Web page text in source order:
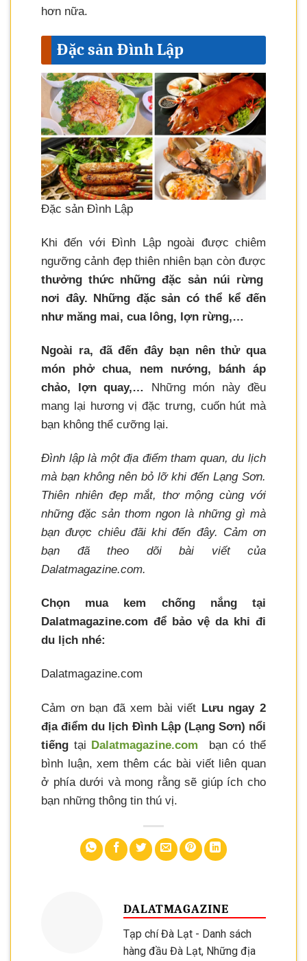
hơn nữa.
Đặc sản Đình Lập
Đặc sản Đình Lập
Khi đến với Đình Lập ngoài được chiêm
ngưỡng cảnh đẹp thiên nhiên bạn còn được
thưởng thức những đặc sản núi rừng
nơi đây. Những đặc sản có thể kể đến
như măng mai, cua lông, lợn rừng,…
Ngoài ra, đã đến đây bạn nên thử qua
món phở chua, nem nướng, bánh áp
chảo, lợn quay,…
Những món này đều
mang lại hương vị đặc trưng, cuốn hút mà
bạn không thể cưỡng lại.
Đình lập là một địa điểm tham quan, du lịch
mà bạn không nên bỏ lỡ khi đến Lạng Sơn.
Thiên nhiên đẹp mắt, thơ mộng cùng với
những đặc sản thơm ngon là những gì mà
bạn được chiêu đãi khi đến đây. Cảm ơn
bạn đã theo dõi bài viết của
Dalatmagazine.com.
Chọn mua kem chống nắng tại
Dalatmagazine.com để bảo vệ da khi đi
du lịch nhé:
Dalatmagazine.com
Cảm ơn bạn đã xem bài viết Lưu ngay 2
địa điểm du lịch Đình Lập (Lạng Sơn) nổi
tiếng tại Dalatmagazine.com
bạn có thể
bình luận, xem thêm các bài viết liên quan
ở phía dưới và mong rằng sẽ giúp ích cho
bạn những thông tin thú vị.
DALATMAGAZINE
Tạp chí Đà Lạt - Danh sách
hàng đầu Đà Lạt, Những địa